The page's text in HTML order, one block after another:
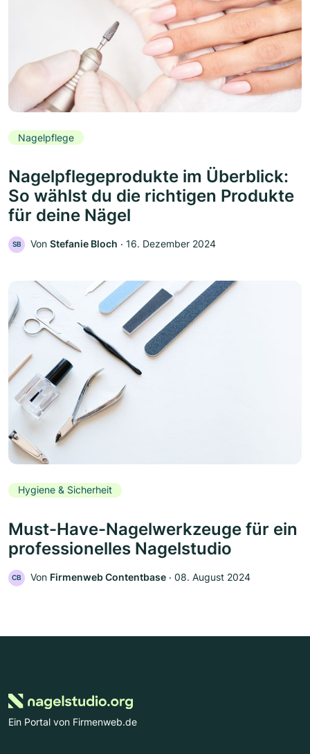
Nagelpflege
Nagelpflegeprodukte im Überblick:
So wählst du die richtigen Produkte
für deine Nägel
SB Von Stefanie Bloch ‧ 16. Dezember 2024
Hygiene & Sicherheit
Must-Have-Nagelwerkzeuge für ein
professionelles Nagelstudio
CB Von Firmenweb Contentbase ‧ 08. August 2024
Ein Portal von Firmenweb.de